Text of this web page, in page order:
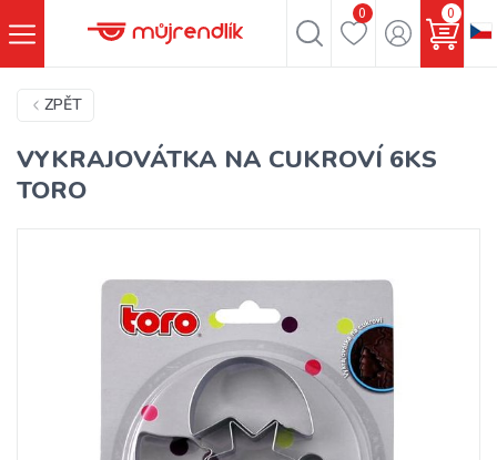
0 0
ZPĚT
VYKRAJOVÁTKA NA CUKROVÍ 6KS
TORO